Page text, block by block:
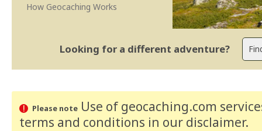
How Geocaching Works
Looking for a different adventure?
Please noteUse of geocaching.com
terms and conditions in our disclaimer.